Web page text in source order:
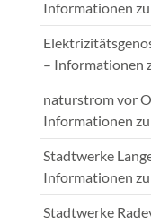
Informationen
– Informationen
naturstrom vor
Informationen
Stadtwerke
Informationen
Stadtwerke